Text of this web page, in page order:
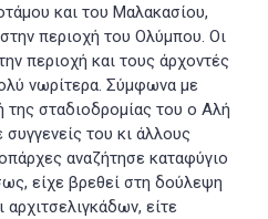
και του Μαλακασίου,
περιοχή του Ολύμπου. Οι
περιοχή και τους άρχοντές
νωρίτερα. Σύμφωνα με
της σταδιοδρομίας του ο Αλή
του κι άλλους
αναζήτησε καταφύγιο
είχε βρεθεί στη δούλεψη
είτε